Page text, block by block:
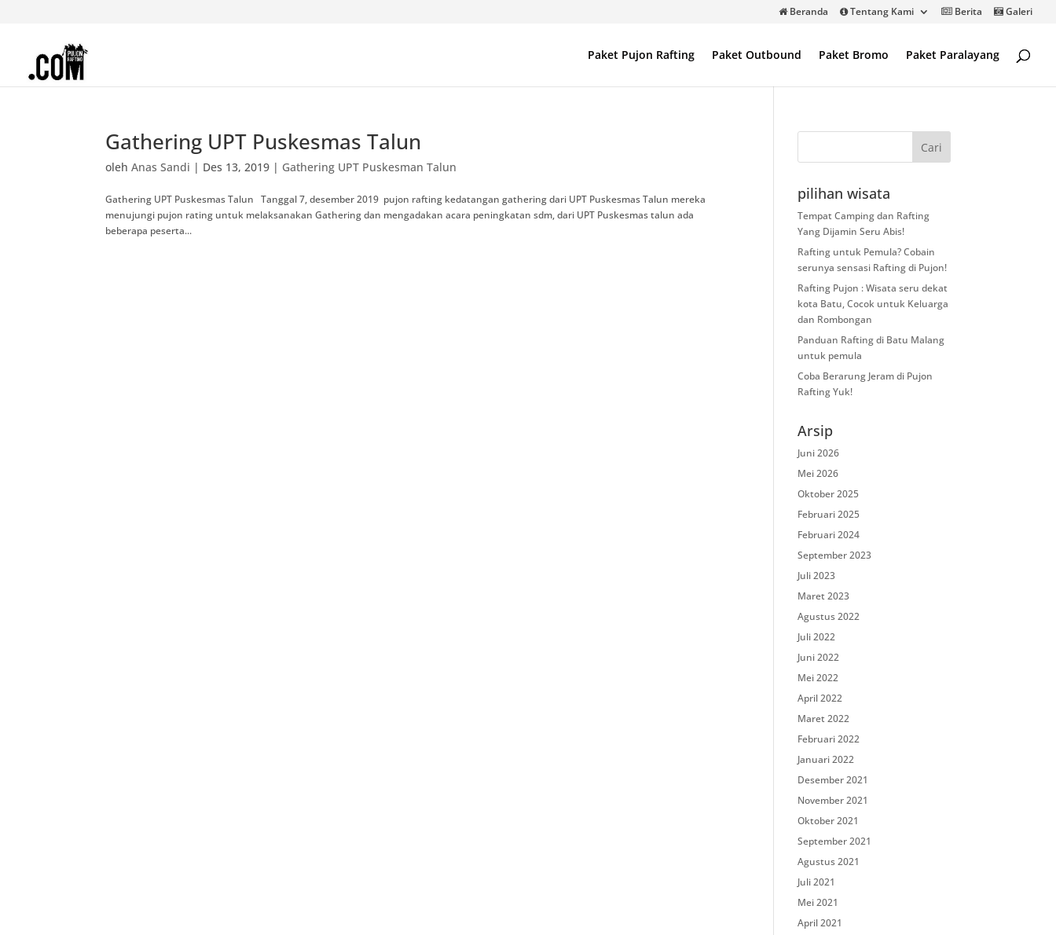
Beranda Tentang Kami Berita Galeri
Paket Pujon Rafting Paket Outbound Paket Bromo Paket Paralayang
Gathering UPT Puskesmas Talun
olehAnas Sandi | Des 13, 2019 | Gathering UPT Puskesman Talun
Gathering UPT Puskesmas Talun Tanggal 7, desember 2019 pujon rafting kedatangan gathering dari UPT Puskesmas Talun mereka
menujungi pujon rating untuk melaksanakan Gathering dan mengadakan acara peningkatan sdm, dari UPT Puskesmas talun ada
beberapa peserta...
pilihan wisata
Tempat Camping dan Rafting
Yang Dijamin Seru Abis!
Rafting untuk Pemula? Cobain
serunya sensasi Rafting di Pujon!
Rafting Pujon : Wisata seru dekat
kota Batu, Cocok untuk Keluarga
dan Rombongan
Panduan Rafting di Batu Malang
untuk pemula
Coba Berarung Jeram di Pujon
Rafting Yuk!
Arsip
Juni 2026
Mei 2026
Oktober 2025
Februari 2025
Februari 2024
September 2023
Juli 2023
Maret 2023
Agustus 2022
Juli 2022
Juni 2022
Mei 2022
April 2022
Maret 2022
Februari 2022
Januari 2022
Desember 2021
November 2021
Oktober 2021
September 2021
Agustus 2021
Juli 2021
Mei 2021
April 2021